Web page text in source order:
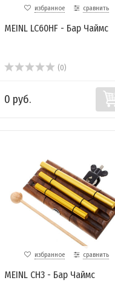
избранное сравнить
MEINL LC60HF - Бар Чаймс
(0)
0 руб.
избранное сравнить
MEINL CH3 - Бар Чаймс